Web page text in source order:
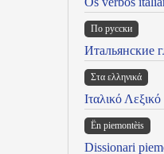
По русски
Итальянские
Στα ελληνικά
Ιταλικό Λεξικό
Ën piemontèis
Dissionari